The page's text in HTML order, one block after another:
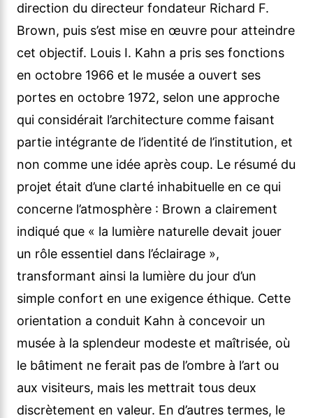
direction du directeur fondateur Richard F.
Brown, puis s’est mise en œuvre pour atteindre
cet objectif. Louis I. Kahn a pris ses fonctions
en octobre 1966 et le musée a ouvert ses
portes en octobre 1972, selon une approche
qui considérait l’architecture comme faisant
partie intégrante de l’identité de l’institution, et
non comme une idée après coup. Le résumé du
projet était d’une clarté inhabituelle en ce qui
concerne l’atmosphère : Brown a clairement
indiqué que « la lumière naturelle devait jouer
un rôle essentiel dans l’éclairage »,
transformant ainsi la lumière du jour d’un
simple confort en une exigence éthique. Cette
orientation a conduit Kahn à concevoir un
musée à la splendeur modeste et maîtrisée, où
le bâtiment ne ferait pas de l’ombre à l’art ou
aux visiteurs, mais les mettrait tous deux
discrètement en valeur. En d’autres termes, le